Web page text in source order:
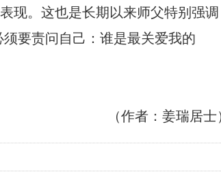
现。这也是长期以来师父特别强调
要责问自己：谁是最关爱我的
（作者：姜瑞居士